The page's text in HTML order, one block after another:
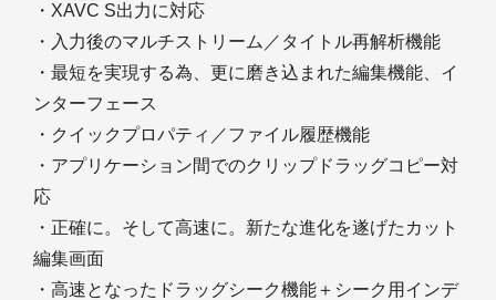
・XAVC S出力に対応
・入力後のマルチストリーム／タイトル再解析機能
・最短を実現する為、更に磨き込まれた編集機能、イ
ンターフェース
・クイックプロパティ／ファイル履歴機能
・アプリケーション間でのクリップドラッグコピー対
応
・正確に。そして高速に。新たな進化を遂げたカット
編集画面
・高速となったドラッグシーク機能＋シーク用インデ